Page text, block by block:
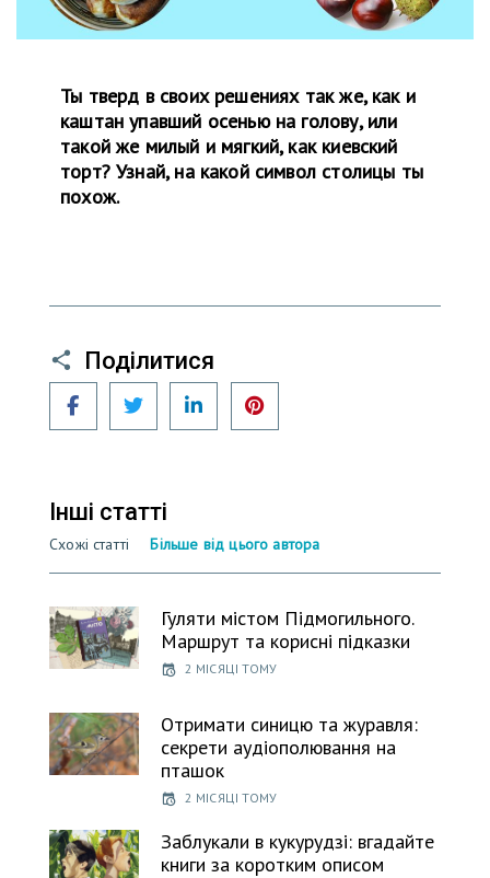
Ты тверд в своих решениях так же, как и
каштан упавший осенью на голову, или
такой же милый и мягкий, как киевский
торт? Узнай, на какой символ столицы ты
похож.
Поділитися
FacebookTwitter LinkedIn
Інші статті
Схожі статті Більше від цього автора
Гуляти містом Підмогильного.
Маршрут та корисні підказки
2 МІСЯЦІ ТОМУ
Отримати синицю та журавля:
секрети аудіополювання на
пташок
2 МІСЯЦІ ТОМУ
Заблукали в кукурудзі: вгадайте
книги за коротким описом